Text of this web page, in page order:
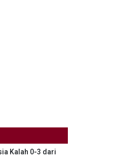
Kalah 0-3 dari